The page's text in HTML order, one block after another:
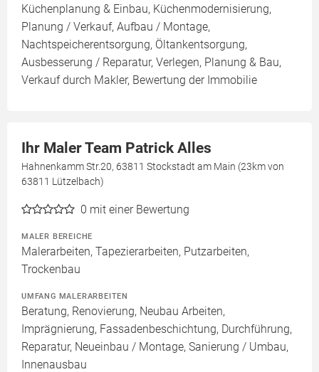
Küchenplanung & Einbau, Küchenmodernisierung,
Planung / Verkauf, Aufbau / Montage,
Nachtspeicherentsorgung, Öltankentsorgung,
Ausbesserung / Reparatur, Verlegen, Planung & Bau,
Verkauf durch Makler, Bewertung der Immobilie
Ihr Maler Team Patrick Alles
Hahnenkamm Str.20, 63811 Stockstadt am Main (23km von
63811 Lützelbach)
0 mit einer Bewertung
MALER BEREICHE
Malerarbeiten, Tapezierarbeiten, Putzarbeiten,
Trockenbau
UMFANG MALERARBEITEN
Beratung, Renovierung, Neubau Arbeiten,
Imprägnierung, Fassadenbeschichtung, Durchführung,
Reparatur, Neueinbau / Montage, Sanierung / Umbau,
Innenausbau